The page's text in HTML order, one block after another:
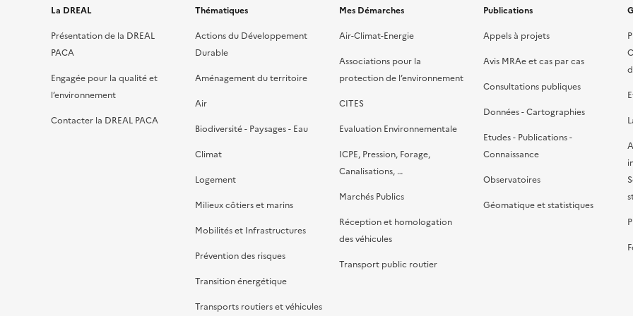
La DREAL
Présentation de la DREAL
PACA
Engagée pour la qualité et
l’environnement
Contacter la DREAL PACA
Thématiques
Actions du Développement
Durable
Aménagement du territoire
Air
Biodiversité - Paysages - Eau
Climat
Logement
Milieux côtiers et marins
Mobilités et Infrastructures
Prévention des risques
Transition énergétique
Transports routiers et véhicules
Mes Démarches
Air-Climat-Energie
Associations pour la
protection de l’environnement
CITES
Evaluation Environnementale
ICPE, Pression, Forage,
Canalisations, …
Marchés Publics
Réception et homologation
des véhicules
Transport public routier
Publications
Appels à projets
Avis MRAe et cas par cas
Consultations publiques
Données - Cartographies
Etudes - Publications -
Connaissance
Observatoires
Géomatique et statistiques